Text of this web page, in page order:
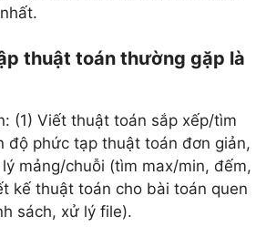
thuật toán thường gặp là
(1) Viết thuật toán sắp xếp/tìm
độ phức tạp thuật toán đơn giản,
mảng/chuỗi (tìm max/min, đếm,
kế thuật toán cho bài toán quen
sách, xử lý file).